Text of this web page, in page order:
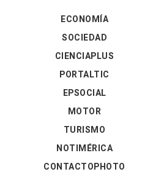
ECONOMÍA
SOCIEDAD
CIENCIAPLUS
PORTALTIC
EPSOCIAL
MOTOR
TURISMO
NOTIMÉRICA
CONTACTOPHOTO